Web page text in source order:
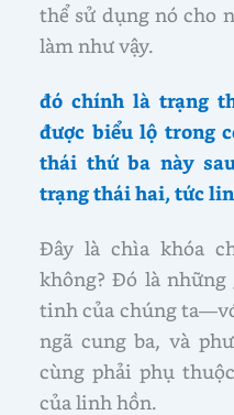
thể sử dụng nó cho
làm như vậy.
đó chính là trạng
được biểu lộ trong
thái thứ ba này
trạng thái hai, tức
Đây là chìa khóa
không? Đó là
tinh của chúng
ngã cung ba, và
cùng phải phụ
của linh hồn.